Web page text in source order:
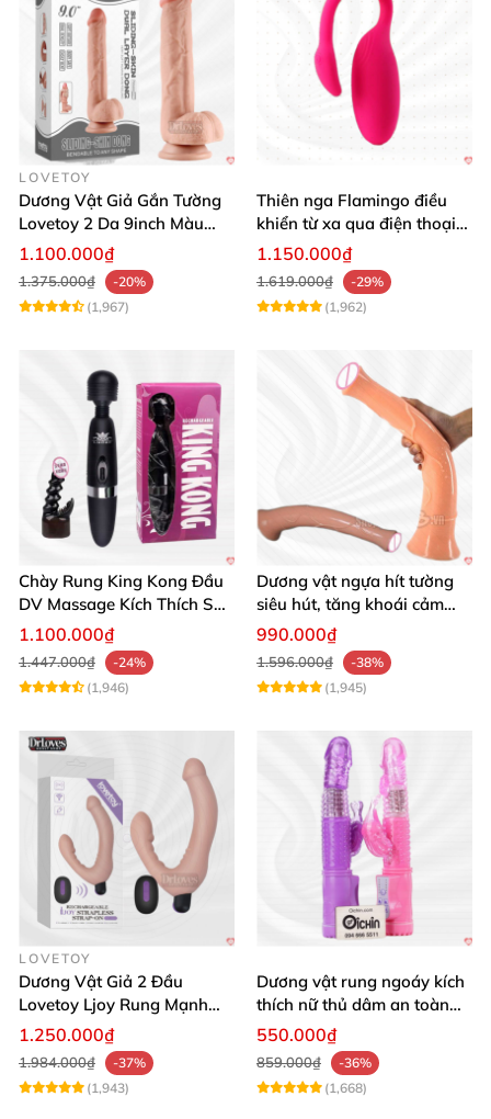
LOVETOY
Dương Vật Giả Gắn Tường
Lovetoy 2 Da 9inch Màu
Flesh Hàng Chính Hãng
1.100.000₫
1.375.000₫
-20%
(1,967)
Thiên nga Flamingo điều
khiển từ xa qua điện thoại
cực dễ dàng
1.150.000₫
1.619.000₫
-29%
(1,962)
Chày Rung King Kong Đầu
DV Massage Kích Thích Sâu
Mạnh Mẽ
1.100.000₫
1.447.000₫
-24%
(1,946)
Dương vật ngựa hít tường
siêu hút, tăng khoái cảm
tận hưởng
990.000₫
1.596.000₫
-38%
(1,945)
LOVETOY
Dương Vật Giả 2 Đầu
Lovetoy Ljoy Rung Mạnh
ĐKTX Hút Sâu
1.250.000₫
1.984.000₫
-37%
(1,943)
Dương vật rung ngoáy kích
thích nữ thủ dâm an toàn
cao cấp
550.000₫
859.000₫
-36%
(1,668)